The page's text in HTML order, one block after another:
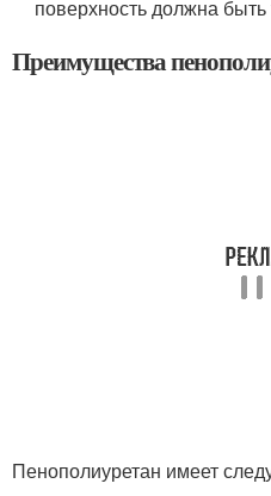
поверхность должна
Преимущества
Пенополиуретан имеет